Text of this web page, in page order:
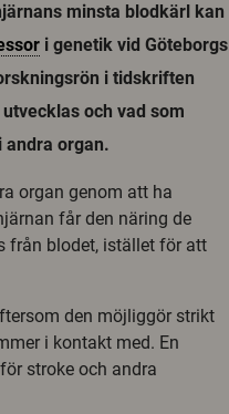
minsta blodkärl kan
i genetik vid Göteborgs
i tidskriften
och vad som
organ.
organ genom att ha
får den näring de
från blodet, istället för att
den möjliggör strikt
i kontakt med. En
stroke och andra